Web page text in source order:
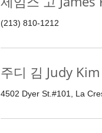
(213) 810-1212
주디 김 Judy
4502 Dyer St.#101, La